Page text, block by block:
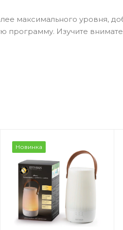
уровня,
Изучите
Новинка